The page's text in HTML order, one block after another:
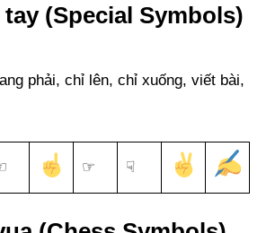
(Special Symbols)
phải, chỉ lên, chỉ xuống, viết bài,
☞ ☟